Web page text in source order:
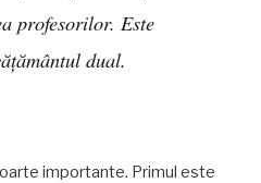
profesorilor. Este
dual.
importante. Primul este